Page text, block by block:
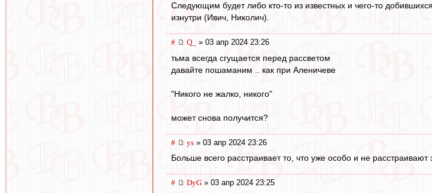
Следующим будет либо кто-то из известных и чего-то
изнутри (Ивич, Николич).
# Q_ » 03 апр 2024 23:26
тьма всегда сгущается перед рассветом
давайте пошаманим .. как при Аленичеве
"Никого не жалко, никого"
может снова получится?
# ys » 03 апр 2024 23:26
Больше всего расстраивает то, что уже особо и не
# DyG » 03 апр 2024 23:25